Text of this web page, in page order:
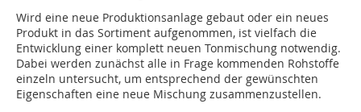
Wird eine neue Produktionsanlage gebaut oder ein neues
Produkt in das Sortiment aufgenommen, ist vielfach die
Entwicklung einer komplett neuen Tonmischung notwendig.
Dabei werden zunächst alle in Frage kommenden Rohstoffe
einzeln untersucht, um entsprechend der gewünschten
Eigenschaften eine neue Mischung zusammenzustellen.